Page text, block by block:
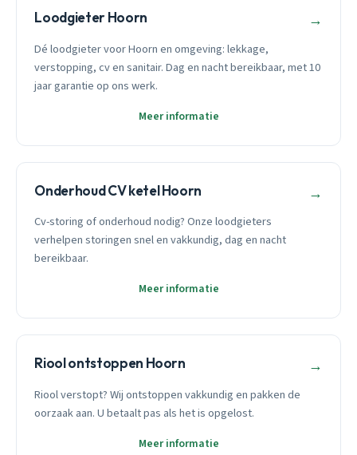
Loodgieter Hoorn →
Dé loodgieter voor Hoorn en omgeving: lekkage,
verstopping, cv en sanitair. Dag en nacht bereikbaar, met 10
jaar garantie op ons werk.
Meer informatie
Onderhoud CV ketel Hoorn →
Cv-storing of onderhoud nodig? Onze loodgieters
verhelpen storingen snel en vakkundig, dag en nacht
bereikbaar.
Meer informatie
Riool ontstoppen Hoorn →
Riool verstopt? Wij ontstoppen vakkundig en pakken de
oorzaak aan. U betaalt pas als het is opgelost.
Meer informatie